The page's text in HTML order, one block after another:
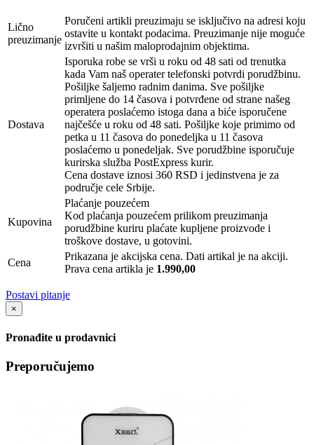
Lično
preuzimanje
Poručeni artikli preuzimaju se isključivo na adresi koju
ostavite u kontakt podacima. Preuzimanje nije moguće
izvršiti u našim maloprodajnim objektima.
Dostava
Isporuka robe se vrši u roku od 48 sati od trenutka
kada Vam naš operater telefonski potvrdi porudžbinu.
Pošiljke šaljemo radnim danima. Sve pošiljke
primljene do 14 časova i potvrđene od strane našeg
operatera poslaćemo istoga dana a biće isporučene
najčešće u roku od 48 sati. Pošiljke koje primimo od
petka u 11 časova do ponedeljka u 11 časova
poslaćemo u ponedeljak. Sve porudžbine isporučuje
kurirska služba PostExpress kurir.
Cena dostave iznosi 360 RSD i jedinstvena je za
područje cele Srbije.
Kupovina
Plaćanje pouzećem
Kod plaćanja pouzećem prilikom preuzimanja
porudžbine kuriru plaćate kupljene proizvode i
troškove dostave, u gotovini.
Cena
Prikazana je akcijska cena. Dati artikal je na akciji.
Prava cena artikla je 1.990,00
Postavi pitanje
×
Pronađite u prodavnici
Preporučujemo